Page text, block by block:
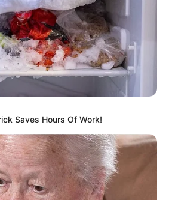
Saves Hours Of Work!